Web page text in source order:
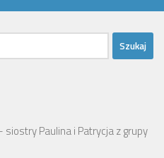
siostry Paulina i Patrycja z grupy